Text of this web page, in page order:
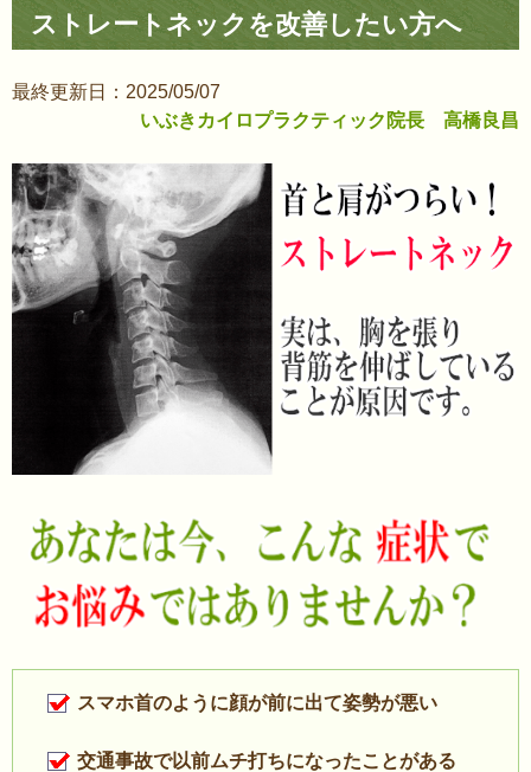
ツ
へ
ッ
プ
ストレートネックを改善したい方へ
最終更新日：2025/05/07
いぶきカイロプラクティック院長 高橋良昌
スマホ首のように顔が前に出て姿勢が悪い
交通事故で以前ムチ打ちになったことがある